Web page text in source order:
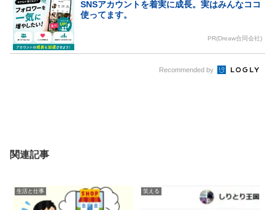
SNSアカウントを着実に成長。実はみんなココ
使ってます。
PR(Dreaw合同会社)
Recommended by
関連記事
生活と仕事 笑える